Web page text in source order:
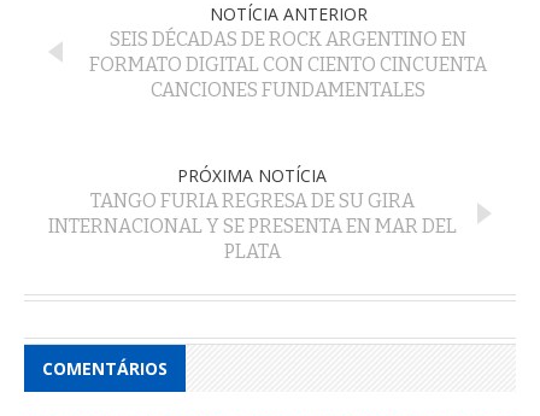
NOTÍCIA ANTERIOR
SEIS DÉCADAS DE ROCK ARGENTINO EN
FORMATO DIGITAL CON CIENTO CINCUENTA
CANCIONES FUNDAMENTALES
PRÓXIMA NOTÍCIA
TANGO FURIA REGRESA DE SU GIRA
INTERNACIONAL Y SE PRESENTA EN MAR DEL
PLATA
COMENTÁRIOS